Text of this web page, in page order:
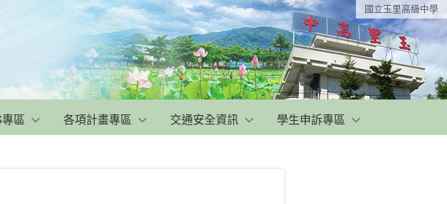
國立玉里高級中學
區 各項計畫專區 交通安全資訊 學生申訴專區